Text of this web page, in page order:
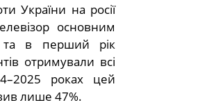
України на росії
основним
та в перший рік
отримували всі
роках цей
лише 47%.